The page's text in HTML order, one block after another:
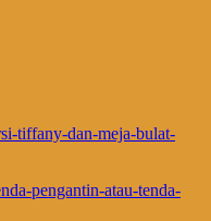
tiffany-dan-meja-bulat-
pengantin-atau-tenda-